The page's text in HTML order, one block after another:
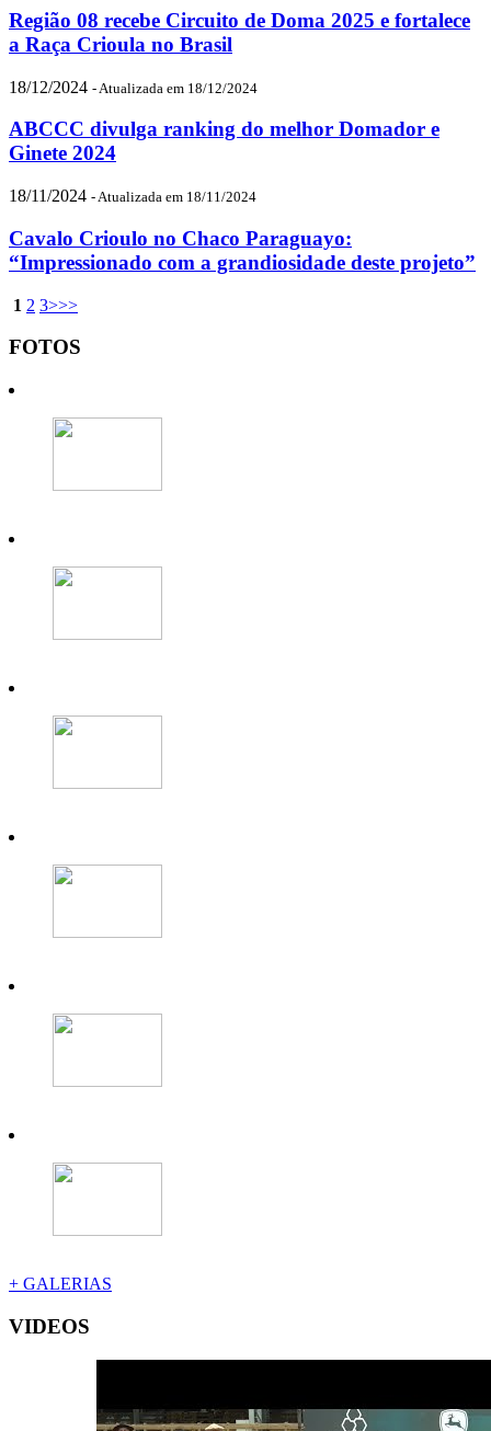
Região 08 recebe Circuito de Doma 2025 e fortalece
a Raça Crioula no Brasil
18/12/2024 - Atualizada em 18/12/2024
ABCCC divulga ranking do melhor Domador e
Ginete 2024
18/11/2024 - Atualizada em 18/11/2024
Cavalo Crioulo no Chaco Paraguayo:
“Impressionado com a grandiosidade deste projeto”
1 2 3>>>
FOTOS
+ GALERIAS
VIDEOS